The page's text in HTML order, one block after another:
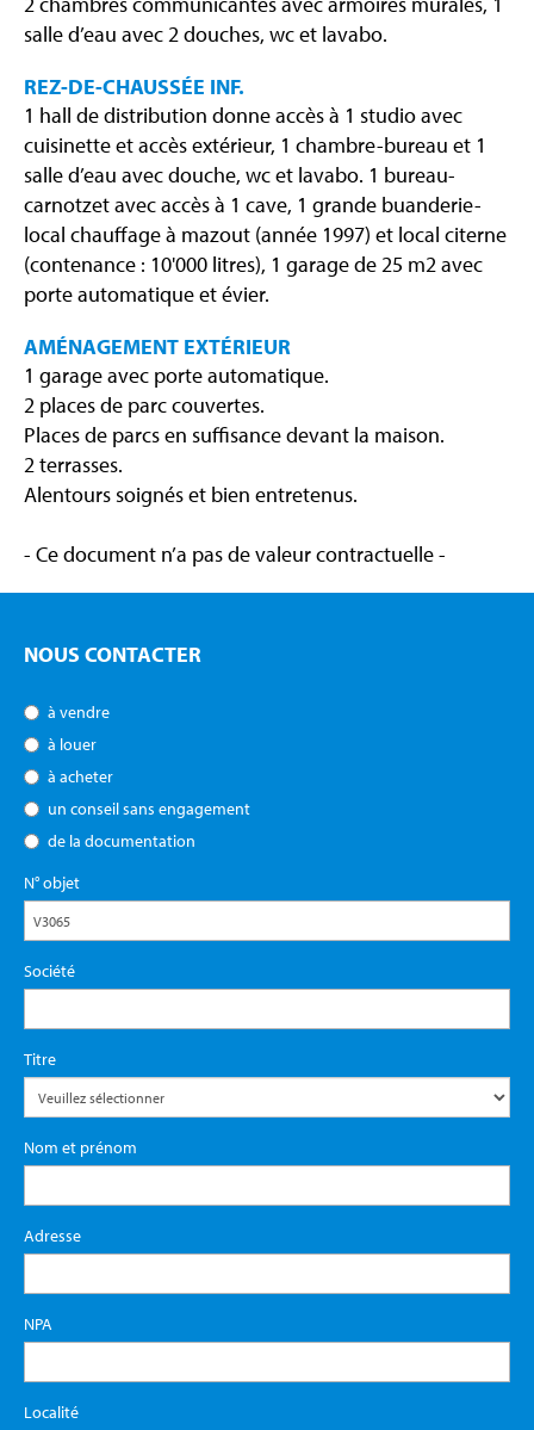
salle d’eau avec 2 douches, wc et lavabo.
REZ-DE-CHAUSSÉE INF.
1 hall de distribution donne accès à 1 studio avec
cuisinette et accès extérieur, 1 chambre-bureau et 1
salle d’eau avec douche, wc et lavabo. 1 bureau-
carnotzet avec accès à 1 cave, 1 grande buanderie-
local chauffage à mazout (année 1997) et local citerne
(contenance : 10'000 litres), 1 garage de 25 m2 avec
porte automatique et évier.
AMÉNAGEMENT EXTÉRIEUR
1 garage avec porte automatique.
2 places de parc couvertes.
Places de parcs en suffisance devant la maison.
2 terrasses.
Alentours soignés et bien entretenus.
- Ce document n’a pas de valeur contractuelle -
NOUS CONTACTER
à vendre
à louer
à acheter
un conseil sans engagement
de la documentation
N° objet
Société
Titre
Nom et prénom
Adresse
NPA
Localité